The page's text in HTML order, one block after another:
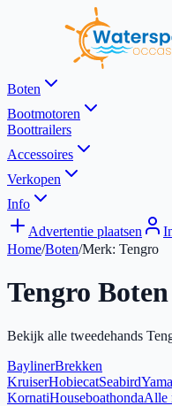
Boten
Bootmotoren
Boottrailers
Accessoires
Verkopen
Info
Advertentie plaatsen
Home/Boten/Merk: Tengro
Tengro
Bekijk alle tweedehands
BaylinerBrekken
KruiserHobiecatSeabird
KornatiHouseboathondaAlle